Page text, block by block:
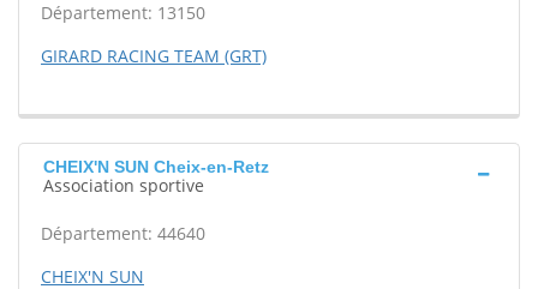
Département: 13150
GIRARD RACING TEAM (GRT)
CHEIX'N SUN Cheix-en-Retz
Association sportive
Département: 44640
CHEIX'N SUN